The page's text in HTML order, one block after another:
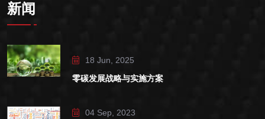
新闻
18 Jun, 2025
零碳发展战略与实施方案
04 Sep, 2023